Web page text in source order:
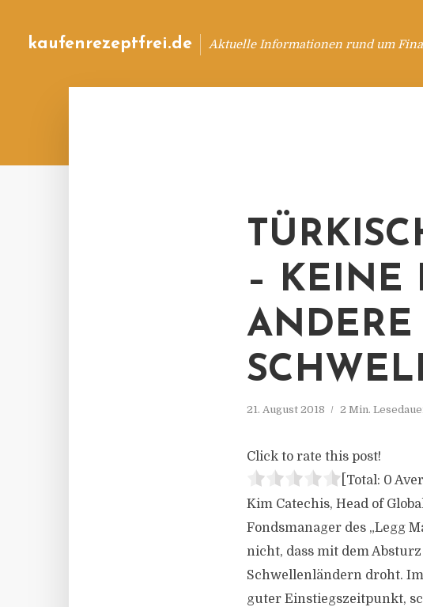
kaufenrezeptfrei.de Aktuelle Informationen rund um
– KEINE
ANDERE
21. August 2018 2 Min.
Click to rate this post!
[Total: 0
Kim Catechis, Head of
Fondsmanager des „Legg
nicht, dass mit dem
Schwellenländern droht.
guter Einstiegszeitpunkt,